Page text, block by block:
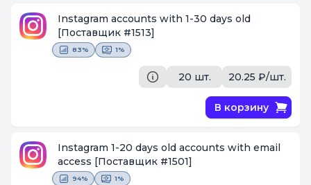
Instagram accounts with 1-30 days old
[Поставщик #1513]
83% 1%
20 шт. 20.25 ₽/шт.
В корзину
Instagram 1-20 days old accounts with email
access [Поставщик #1501]
94% 1%